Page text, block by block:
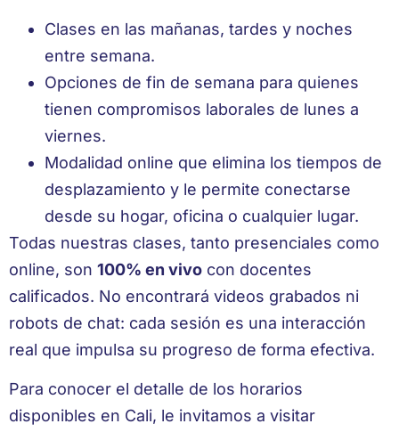
Clases en las mañanas, tardes y noches
entre semana.
Opciones de fin de semana para quienes
tienen compromisos laborales de lunes a
viernes.
Modalidad online que elimina los tiempos de
desplazamiento y le permite conectarse
desde su hogar, oficina o cualquier lugar.
Todas nuestras clases, tanto presenciales como
online, son 100% en vivo con docentes
calificados. No encontrará videos grabados ni
robots de chat: cada sesión es una interacción
real que impulsa su progreso de forma efectiva.
Para conocer el detalle de los horarios
disponibles en Cali, le invitamos a visitar